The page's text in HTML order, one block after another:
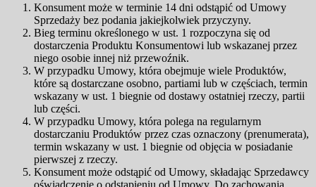
Konsument może w terminie 14 dni odstąpić od Umowy
Sprzedaży bez podania jakiejkolwiek przyczyny.
Bieg terminu określonego w ust. 1 rozpoczyna się od
dostarczenia Produktu Konsumentowi lub wskazanej przez
niego osobie innej niż przewoźnik.
W przypadku Umowy, która obejmuje wiele Produktów,
które są dostarczane osobno, partiami lub w częściach, termin
wskazany w ust. 1 biegnie od dostawy ostatniej rzeczy, partii
lub części.
W przypadku Umowy, która polega na regularnym
dostarczaniu Produktów przez czas oznaczony (prenumerata),
termin wskazany w ust. 1 biegnie od objęcia w posiadanie
pierwszej z rzeczy.
Konsument może odstąpić od Umowy, składając Sprzedawcy
oświadczenie o odstąpieniu od Umowy. Do zachowania